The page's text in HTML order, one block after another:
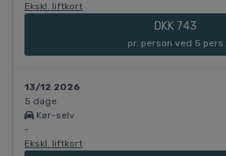
Ekskl. liftkort
DKK 743
pr. person ved 5 pers.
13/12 2026
5 dage
Kør-selv
-
Ekskl. liftkort